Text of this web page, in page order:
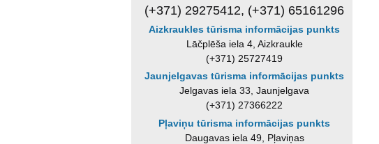
(+371) 29275412, (+371) 65161296
Aizkraukles tūrisma informācijas punkts
Lāčplēša iela 4, Aizkraukle
(+371) 25727419
Jaunjelgavas tūrisma informācijas punkts
Jelgavas iela 33, Jaunjelgava
(+371) 27366222
Pļaviņu tūrisma informācijas punkts
Daugavas iela 49, Pļaviņas